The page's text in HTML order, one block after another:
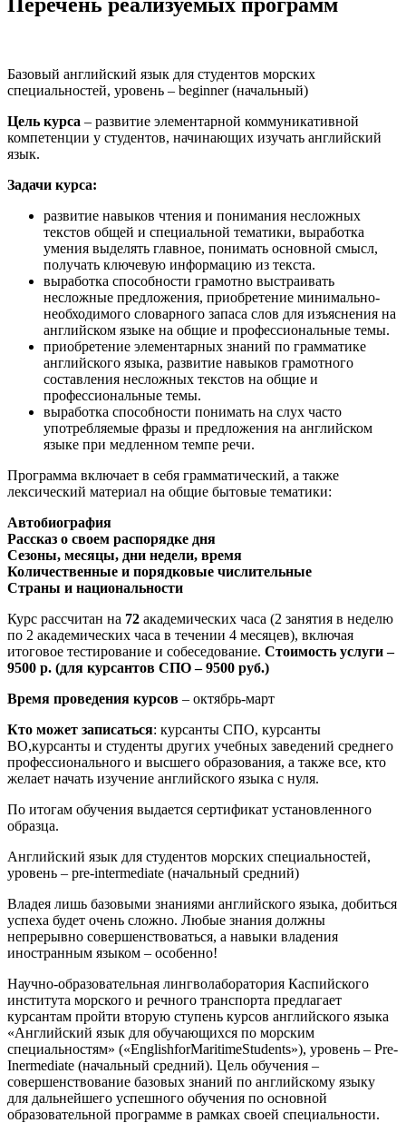
Базовый английский язык для студентов морских
специальностей, уровень – beginner (начальный)
Цель курса – развитие элементарной коммуникативной
компетенции у студентов, начинающих изучать английский
язык.
Задачи курса:
развитие навыков чтения и понимания несложных
текстов общей и специальной тематики, выработка
умения выделять главное, понимать основной смысл,
получать ключевую информацию из текста.
выработка способности грамотно выстраивать
несложные предложения, приобретение минимально-
необходимого словарного запаса слов для изъяснения на
английском языке на общие и профессиональные темы.
приобретение элементарных знаний по грамматике
английского языка, развитие навыков грамотного
составления несложных текстов на общие и
профессиональные темы.
выработка способности понимать на слух часто
употребляемые фразы и предложения на английском
языке при медленном темпе речи.
Программа включает в себя грамматический, а также
лексический материал на общие бытовые тематики:
Автобиография
Рассказ о своем распорядке дня
Сезоны, месяцы, дни недели, время
Количественные и порядковые числительные
Страны и национальности
Курс рассчитан на 72 академических часа (2 занятия в неделю
по 2 академических часа в течении 4 месяцев), включая
итоговое тестирование и собеседование. Стоимость услуги –
9500 р. (для курсантов СПО – 9500 руб.)
Время проведения курсов – октябрь-март
Кто может записаться: курсанты СПО, курсанты
ВО,курсанты и студенты других учебных заведений среднего
профессионального и высшего образования, а также все, кто
желает начать изучение английского языка с нуля.
По итогам обучения выдается сертификат установленного
образца.
Английский язык для студентов морских специальностей,
уровень – pre-intermediate (начальный средний)
Владея лишь базовыми знаниями английского языка, добиться
успеха будет очень сложно. Любые знания должны
непрерывно совершенствоваться, а навыки владения
иностранным языком – особенно!
Научно-образовательная лингволаборатория Каспийского
института морского и речного транспорта предлагает
курсантам пройти вторую ступень курсов английского языка
«Английский язык для обучающихся по морским
специальностям» («EnglishforMaritimeStudents»), уровень – Pre-
Inermediate (начальный средний). Цель обучения –
совершенствование базовых знаний по английскому языку
для дальнейшего успешного обучения по основной
образовательной программе в рамках своей специальности.